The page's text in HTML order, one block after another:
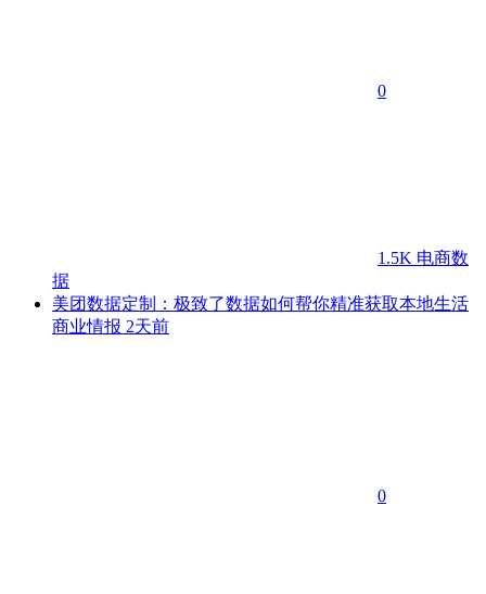
0
1.5K 电商数
据
美团数据定制：极致了数据如何帮你精准获取本地生活
商业情报 2天前
0